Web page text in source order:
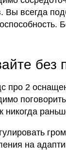
всегда
без
про 2
никогда
на